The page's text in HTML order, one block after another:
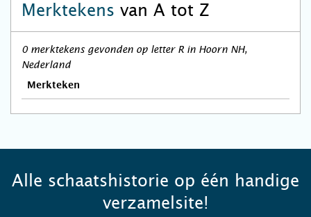
Merktekens van A tot Z
0 merktekens gevonden op letter R in Hoorn NH,
Nederland
Merkteken
Alle schaatshistorie op één handige
verzamelsite!